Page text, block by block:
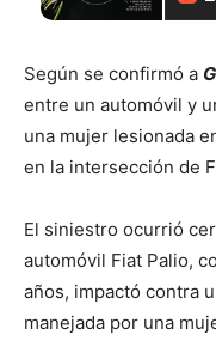
Según se confirmó a
entre un automóvil y
una mujer lesionada
en la intersección de
El siniestro ocurrió
automóvil Fiat Palio,
años, impactó contra
manejada por una